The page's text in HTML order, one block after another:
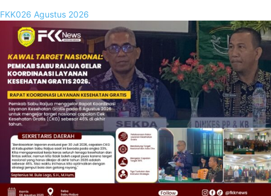
FKK026 Agustus 2026